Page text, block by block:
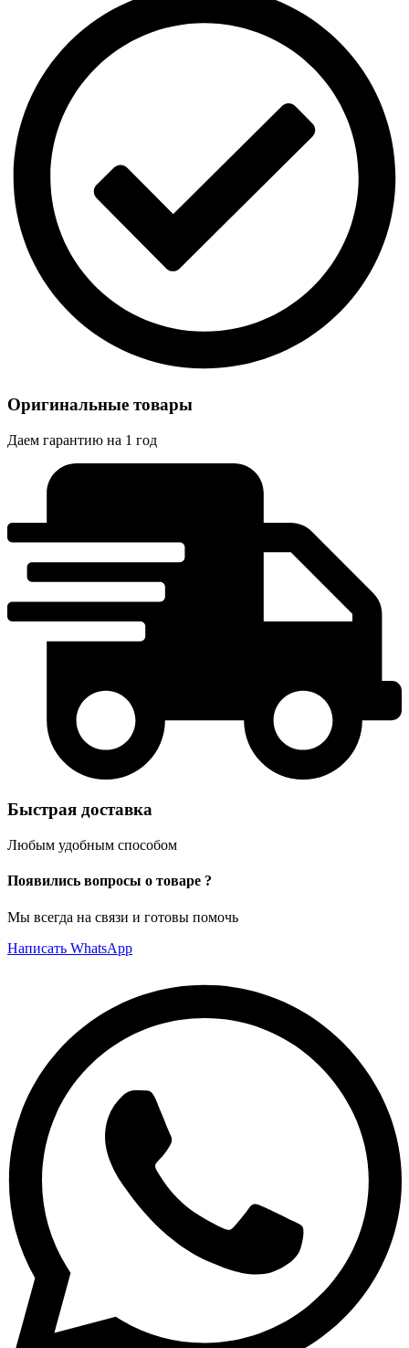
Оригинальные товары
Даем гарантию на 1 год
Быстрая доставка
Любым удобным способом
Появились вопросы о товаре ?
Мы всегда на связи и готовы помочь
Написать WhatsApp